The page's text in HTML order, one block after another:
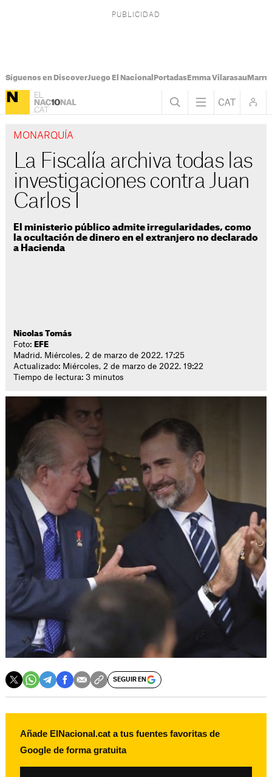
Síguenos en DiscoverJuego El Nacional PortadasEmma Vilarasau
MONARQUÍA
La Fiscalía archiva todas las
investigaciones contra Juan
Carlos I
El ministerio público admite irregularidades, como
la ocultación de dinero en el extranjero no declarado
a Hacienda
Nicolas Tomás
Foto: EFE
Madrid. Miércoles, 2 de marzo de 2022. 17:25
Actualizado: Miércoles, 2 de marzo de 2022. 19:22
Tiempo de lectura: 3 minutos
SEGUIR EN
Añade ElNacional.cat a tus fuentes favoritas de
Google de forma gratuita